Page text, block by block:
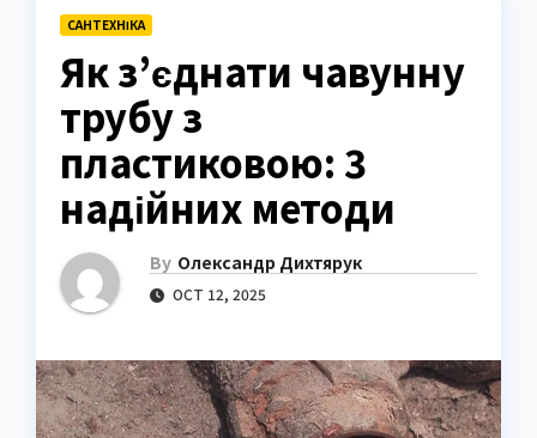
САНТЕХНІКА
Як з’єднати чавунну
трубу з
пластиковою: 3
надійних методи
By Олександр Дихтярук
OCT 12, 2025